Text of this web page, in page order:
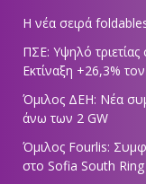
Η νέα σειρά
ΠΣΕ: Υψηλό τριετίας
Εκτίναξη +26,3%
Όμιλος ΔΕΗ: Νέα
άνω των 2 GW
Όμιλος Fourlis:
στο Sofia South